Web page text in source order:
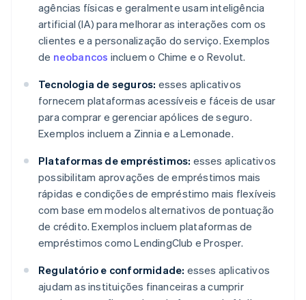
agências físicas e geralmente usam inteligência
artificial (IA) para melhorar as interações com os
clientes e a personalização do serviço. Exemplos
de neobancos incluem o Chime e o Revolut.
Tecnologia de seguros: esses aplicativos
fornecem plataformas acessíveis e fáceis de usar
para comprar e gerenciar apólices de seguro.
Exemplos incluem a Zinnia e a Lemonade.
Plataformas de empréstimos: esses aplicativos
possibilitam aprovações de empréstimos mais
rápidas e condições de empréstimo mais flexíveis
com base em modelos alternativos de pontuação
de crédito. Exemplos incluem plataformas de
empréstimos como LendingClub e Prosper.
Regulatório e conformidade: esses aplicativos
ajudam as instituições financeiras a cumprir